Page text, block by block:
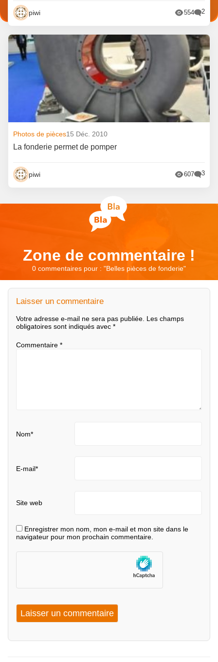
piwi 554 2
Photos de pièces15 Déc. 2010
La fonderie permet de pomper
piwi 607 3
Zone de commentaire !
0 commentaires pour : "Belles pièces de fonderie"
Laisser un commentaire
Votre adresse e-mail ne sera pas publiée. Les champs
obligatoires sont indiqués avec *
Commentaire *
Nom*
E-mail*
Site web
Enregistrer mon nom, mon e-mail et mon site dans le
navigateur pour mon prochain commentaire.